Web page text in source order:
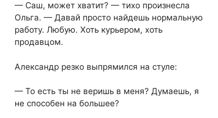
— Саш, может хватит? — тихо произнесла
Ольга. — Давай просто найдешь нормальную
работу. Любую. Хоть курьером, хоть
продавцом.
Александр резко выпрямился на стуле:
— То есть ты не веришь в меня? Думаешь, я
не способен на большее?